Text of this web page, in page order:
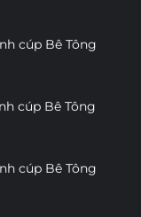
cúp Bê Tông
cúp Bê Tông
cúp Bê Tông